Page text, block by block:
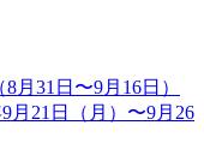
月31日〜9月16日）
21日（月）〜9月26